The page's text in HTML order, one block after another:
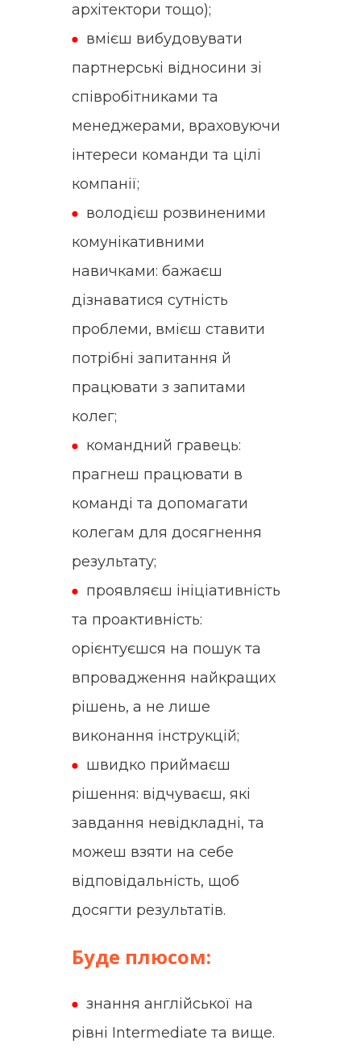
архітектори тощо);
вмієш вибудовувати
партнерські відносини зі
співробітниками та
менеджерами, враховуючи
інтереси команди та цілі
компанії;
володієш розвиненими
комунікативними
навичками: бажаєш
дізнаватися сутність
проблеми, вмієш ставити
потрібні запитання й
працювати з запитами
колег;
командний гравець:
прагнеш працювати в
команді та допомагати
колегам для досягнення
результату;
проявляєш ініціативність
та проактивність:
орієнтуєшся на пошук та
впровадження найкращих
рішень, а не лише
виконання інструкцій;
швидко приймаєш
рішення: відчуваєш, які
завдання невідкладні, та
можеш взяти на себе
відповідальність, щоб
досягти результатів.
Буде плюсом:
знання англійської на
рівні Intermediate та вище.